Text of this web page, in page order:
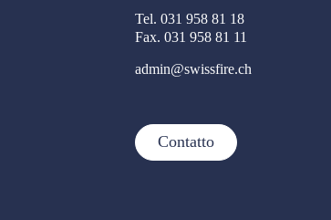
Tel. 031 958 81 18
Fax. 031 958 81 11
admin@swissfire.ch
Contatto